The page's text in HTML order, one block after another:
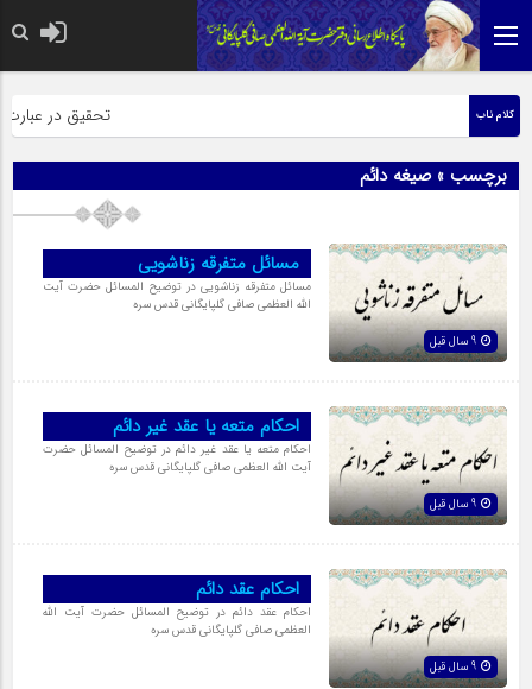
کلام ناب تحقیق در عبارت
برچسب » صیغه دائم
مسائل متفرقه زناشویی
مسائل متفرقه زناشویی در توضیح المسائل حضرت آیت
الله العظمی صافی گلپایگانی قدس سره
احکام متعه یا عقد غیر دائم
احکام متعه یا عقد غیر دائم در توضیح المسائل حضرت
آیت الله العظمی صافی گلپایگانی قدس سره
احکام عقد دائم
احکام عقد دائم در توضیح المسائل حضرت آیت الله
العظمی صافی گلپایگانی قدس سره